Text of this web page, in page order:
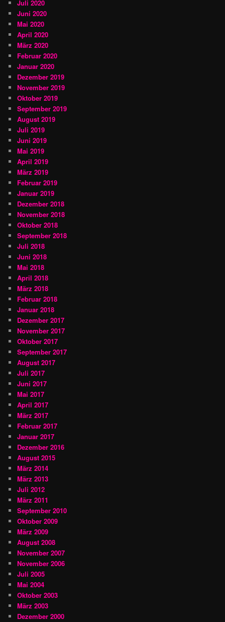
Juli 2020
Juni 2020
Mai 2020
April 2020
März 2020
Februar 2020
Januar 2020
Dezember 2019
November 2019
Oktober 2019
September 2019
August 2019
Juli 2019
Juni 2019
Mai 2019
April 2019
März 2019
Februar 2019
Januar 2019
Dezember 2018
November 2018
Oktober 2018
September 2018
Juli 2018
Juni 2018
Mai 2018
April 2018
März 2018
Februar 2018
Januar 2018
Dezember 2017
November 2017
Oktober 2017
September 2017
August 2017
Juli 2017
Juni 2017
Mai 2017
April 2017
März 2017
Februar 2017
Januar 2017
Dezember 2016
August 2015
März 2014
März 2013
Juli 2012
März 2011
September 2010
Oktober 2009
März 2009
August 2008
November 2007
November 2006
Juli 2005
Mai 2004
Oktober 2003
März 2003
Dezember 2000